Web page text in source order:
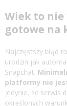
Wiek to nie
gotowe na
Najczęstszy błąd
urodzin jak
Snapchat.
platformy nie
jedynie, że serwis
określonych